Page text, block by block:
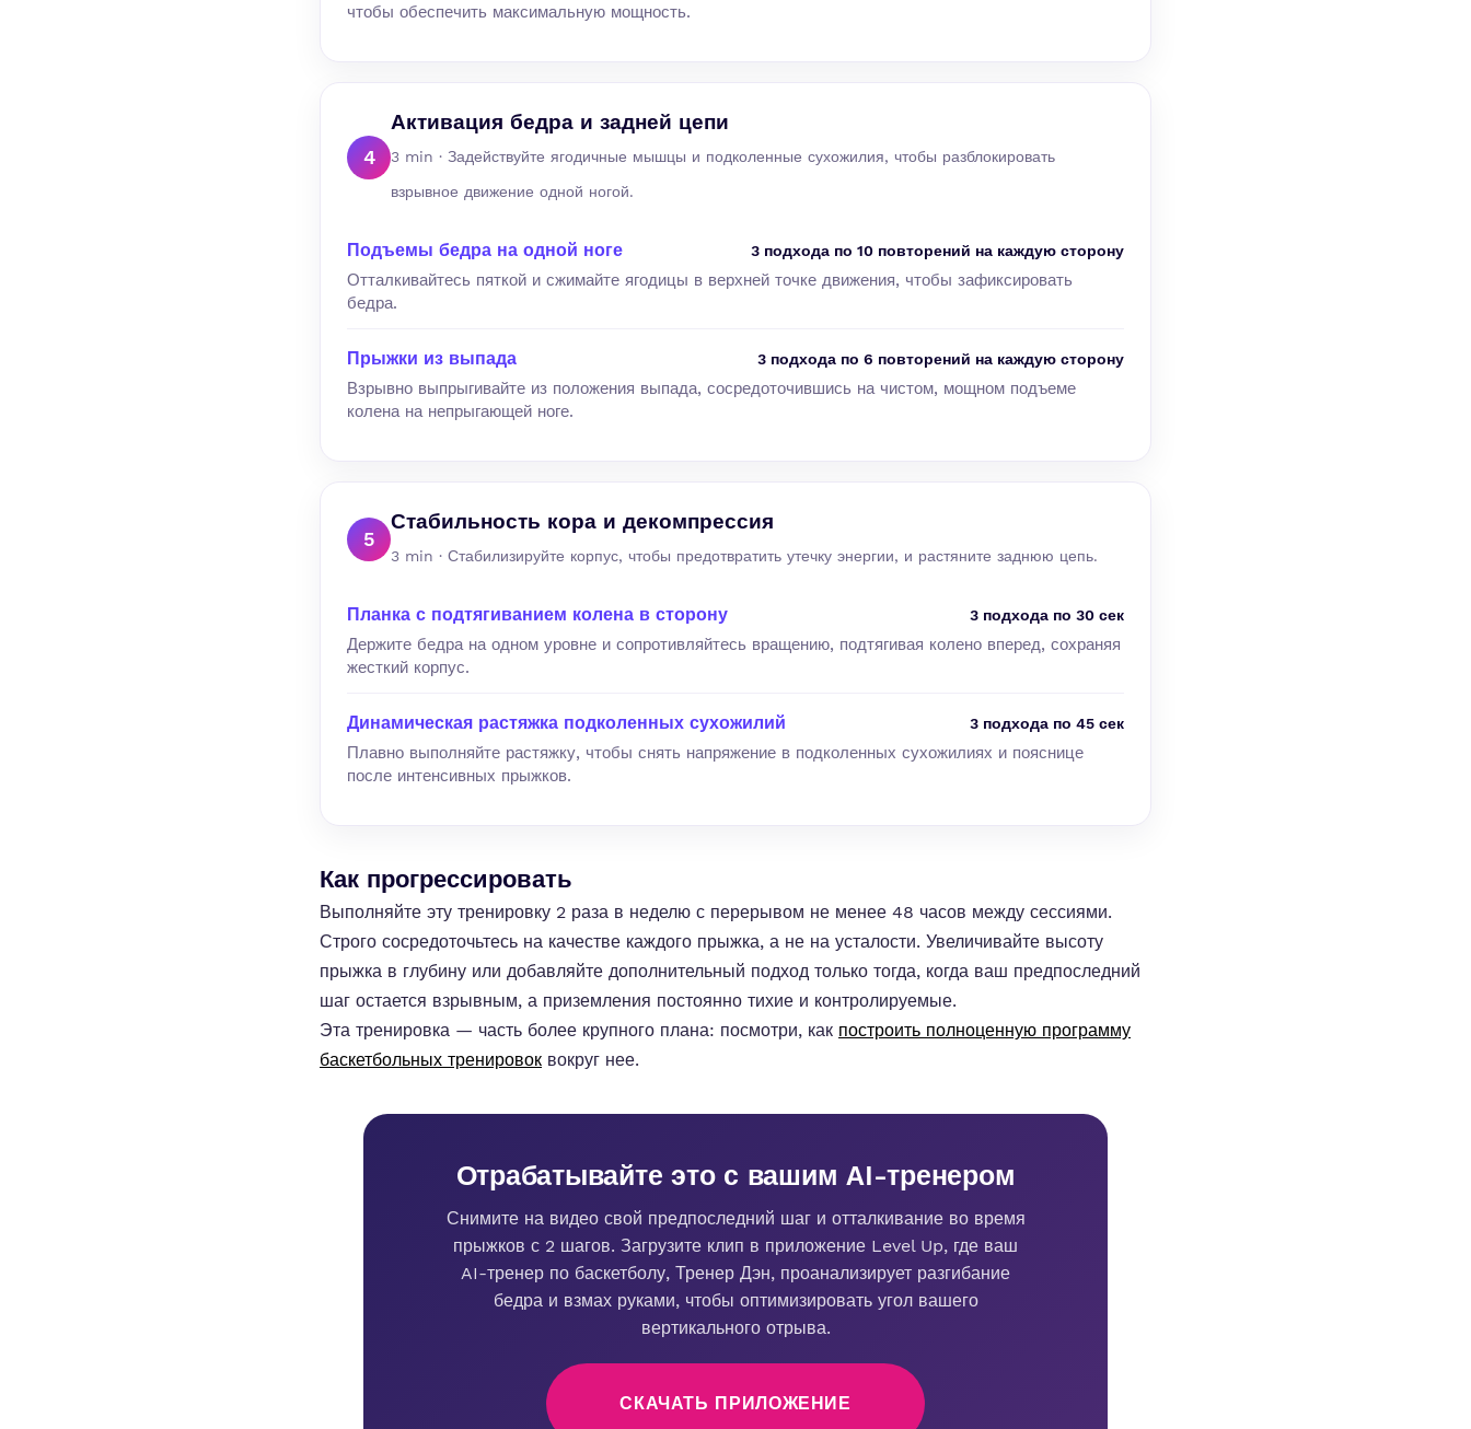
чтобы обеспечить максимальную мощность.
4
Активация бедра и задней цепи
3 min · Задействуйте ягодичные мышцы и подколенные сухожилия, чтобы разблокировать
взрывное движение одной ногой.
Подъемы бедра на одной ноге 3 подхода по 10 повторений на каждую сторону
Отталкивайтесь пяткой и сжимайте ягодицы в верхней точке движения, чтобы зафиксировать
бедра.
Прыжки из выпада 3 подхода по 6 повторений на каждую сторону
Взрывно выпрыгивайте из положения выпада, сосредоточившись на чистом, мощном подъеме
колена на непрыгающей ноге.
5
Стабильность кора и декомпрессия
3 min · Стабилизируйте корпус, чтобы предотвратить утечку энергии, и растяните заднюю цепь.
Планка с подтягиванием колена в сторону 3 подхода по 30 сек
Держите бедра на одном уровне и сопротивляйтесь вращению, подтягивая колено вперед, сохраняя
жесткий корпус.
Динамическая растяжка подколенных сухожилий 3 подхода по 45 сек
Плавно выполняйте растяжку, чтобы снять напряжение в подколенных сухожилиях и пояснице
после интенсивных прыжков.
Как прогрессировать
Выполняйте эту тренировку 2 раза в неделю с перерывом не менее 48 часов между сессиями.
Строго сосредоточьтесь на качестве каждого прыжка, а не на усталости. Увеличивайте высоту
прыжка в глубину или добавляйте дополнительный подход только тогда, когда ваш предпоследний
шаг остается взрывным, а приземления постоянно тихие и контролируемые.
Эта тренировка — часть более крупного плана: посмотри, как построить полноценную программу
баскетбольных тренировок вокруг нее.
Отрабатывайте это с вашим AI-тренером
Снимите на видео свой предпоследний шаг и отталкивание во время
прыжков с 2 шагов. Загрузите клип в приложение Level Up, где ваш
AI-тренер по баскетболу, Тренер Дэн, проанализирует разгибание
бедра и взмах руками, чтобы оптимизировать угол вашего
вертикального отрыва.
СКАЧАТЬ ПРИЛОЖЕНИЕ